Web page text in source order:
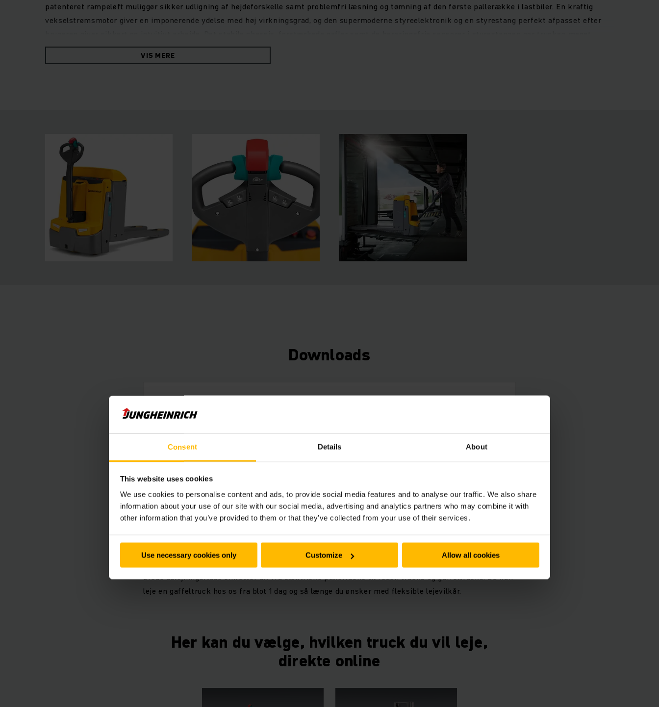
Consent Details About
This website uses cookies
We use cookies to personalise content and ads, to provide social media features and to analyse our traffic. We also share
information about your use of our site with our social media, advertising and analytics partners who may combine it with
other information that you’ve provided to them or that they’ve collected from your use of their services.
Use necessary cookies only Customize Allow all cookies
patenteret rampeløft muliggør sikker udligning af højdeforskelle samt problemfri læsning og tømning af den første pallerække i lastbiler. En kraftig
vekselstrømsmotor giver en imponerende ydelse med høj virkningsgrad, og den supermoderne styreelektronik og en styrestang perfekt afpasset efter
fejlsikker. Med hensyn til holdbarhed overbeviser EJE-palleløfterne med udholdende batterier til intensive indsatser, lille behov for vedligeholdelse og
næsten ingen slitage.
VIS MERE
Downloads
Factsheet EJE 2r
Specsheet EJE 2r
Lej en truck, så længe du har brug for det
Hvis du ønsker at leje en truck, er du kommet til det rette sted. Vi udlejer trucks til alle formål. Vores
brede udlejningsflåde omfatter alt fra elektriske palletrucks til reach trucks og gaffeltrucks. Du kan
leje en gaffeltruck hos os fra blot 1 dag og så længe du ønsker med fleksible lejevilkår.
Her kan du vælge, hvilken truck du vil leje,
direkte online